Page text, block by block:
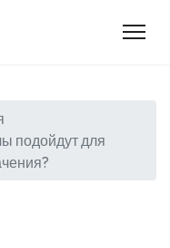
подойдут для